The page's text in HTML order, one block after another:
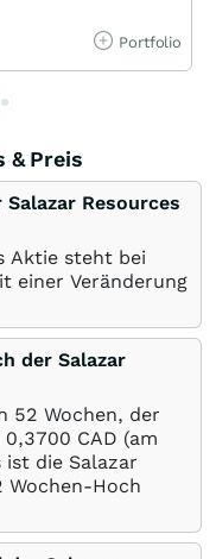
Portfolio
& Preis
Resources
Aktie steht bei
einer Veränderung
der Salazar
52 Wochen, der
0,3700 CAD (am
die Salazar
Wochen-Hoch